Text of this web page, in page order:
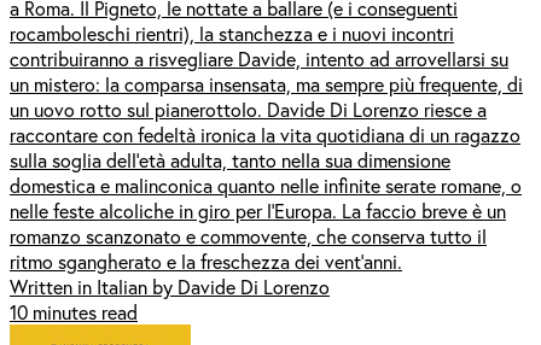
a Roma. Il Pigneto, le nottate a ballare (e i conseguenti
rocamboleschi rientri), la stanchezza e i nuovi incontri
contribuiranno a risvegliare Davide, intento ad arrovellarsi su
un mistero: la comparsa insensata, ma sempre più frequente, di
un uovo rotto sul pianerottolo. Davide Di Lorenzo riesce a
raccontare con fedeltà ironica la vita quotidiana di un ragazzo
sulla soglia dell’età adulta, tanto nella sua dimensione
domestica e malinconica quanto nelle infinite serate romane, o
nelle feste alcoliche in giro per l’Europa. La faccio breve è un
romanzo scanzonato e commovente, che conserva tutto il
ritmo sgangherato e la freschezza dei vent’anni.
Written in Italian by Davide Di Lorenzo
10 minutes read